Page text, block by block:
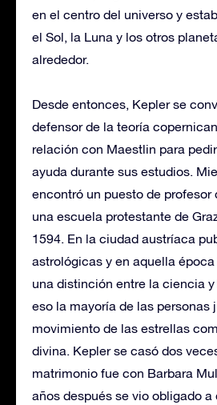
en el centro del universo y
el Sol, la Luna y los otros
alrededor.
Desde entonces, Kepler se
defensor de la teoría
relación con Maestlin para
ayuda durante sus estudios.
encontró un puesto de profesor
una escuela protestante de
1594. En la ciudad austríaca
astrológicas y en aquella
una distinción entre la ciencia
eso la mayoría de las personas
movimiento de las estrellas
divina. Kepler se casó dos
matrimonio fue con Barbara
años después se vio obligado a